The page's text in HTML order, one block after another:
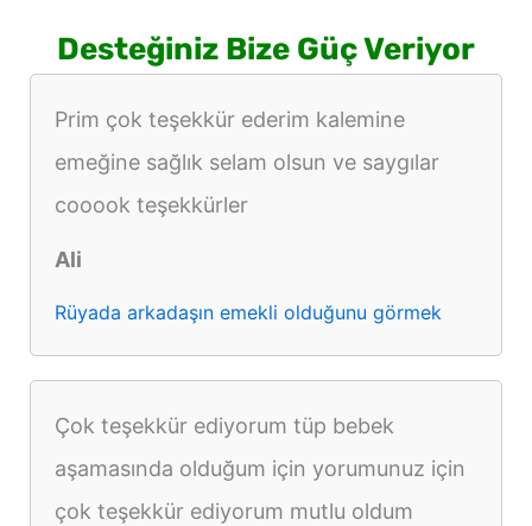
Desteğiniz Bize Güç Veriyor
Prim çok teşekkür ederim kalemine
emeğine sağlık selam olsun ve saygılar
cooook teşekkürler
Ali
Rüyada arkadaşın emekli olduğunu görmek
Çok teşekkür ediyorum tüp bebek
aşamasında olduğum için yorumunuz için
çok teşekkür ediyorum mutlu oldum